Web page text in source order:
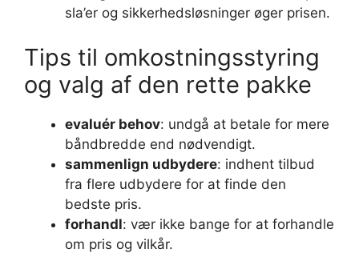
sla’er og sikkerhedsløsninger øger prisen.
Tips til omkostningsstyring
og valg af den rette pakke
evaluér behov: undgå at betale for mere
båndbredde end nødvendigt.
sammenlign udbydere: indhent tilbud
fra flere udbydere for at finde den
bedste pris.
forhandl: vær ikke bange for at forhandle
om pris og vilkår.